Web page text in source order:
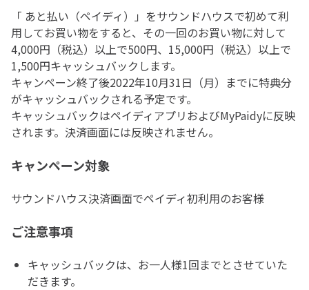
「 あと払い（ペイディ）」をサウンドハウスで初めて利
用してお買い物をすると、その一回のお買い物に対して
4,000円（税込）以上で500円、15,000円（税込）以上で
1,500円キャッシュバックします。
キャンペーン終了後2022年10月31日（月）までに特典分
がキャッシュバックされる予定です。
キャッシュバックはペイディアプリおよびMyPaidyに反映
されます。決済画面には反映されません。
キャンペーン対象
サウンドハウス決済画面でペイディ初利用のお客様
ご注意事項
キャッシュバックは、お一人様1回までとさせていた
だきます。